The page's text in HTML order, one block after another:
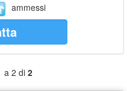
ammessi
a 2 di 2